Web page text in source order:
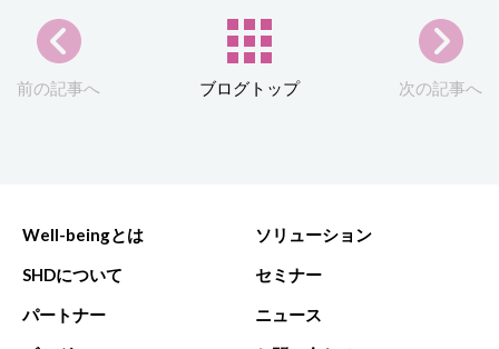
前の記事へ ブログトップ 次の記事へ
Well-beingとは
ソリューション
SHDについて
セミナー
パートナー
ニュース